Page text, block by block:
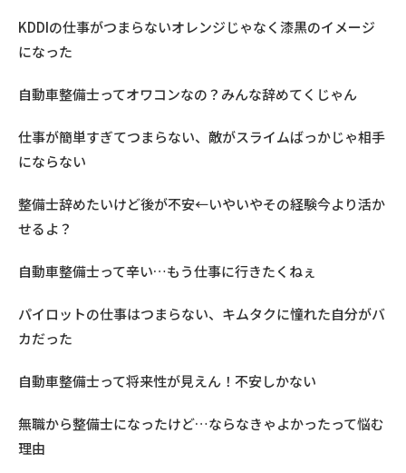
KDDIの仕事がつまらないオレンジじゃなく漆黒のイメージ
になった
自動車整備士ってオワコンなの？みんな辞めてくじゃん
仕事が簡単すぎてつまらない、敵がスライムばっかじゃ相手
にならない
整備士辞めたいけど後が不安←いやいやその経験今より活か
せるよ？
自動車整備士って辛い…もう仕事に行きたくねぇ
パイロットの仕事はつまらない、キムタクに憧れた自分がバ
カだった
自動車整備士って将来性が見えん！不安しかない
無職から整備士になったけど…ならなきゃよかったって悩む
理由